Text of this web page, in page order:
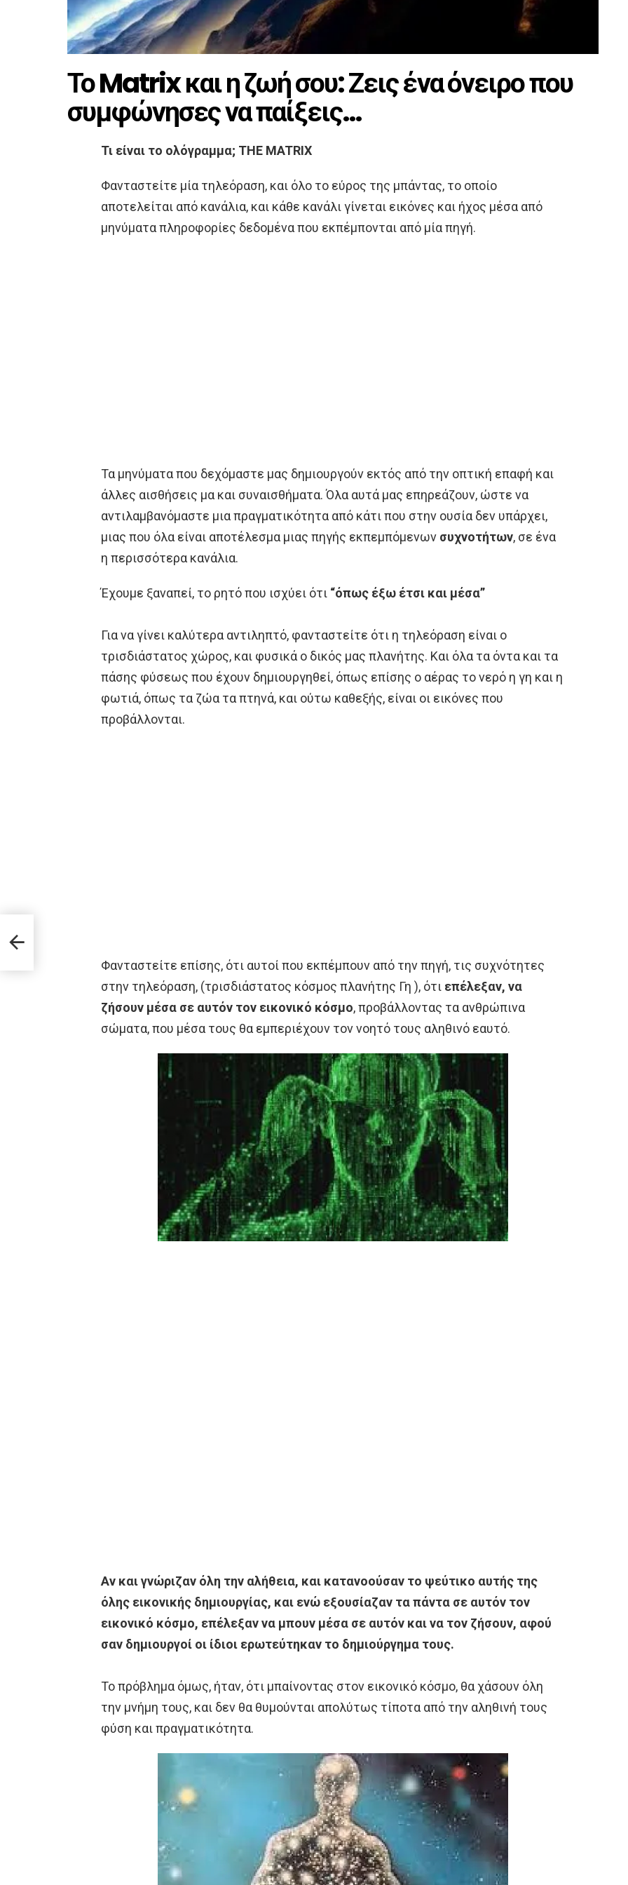
Το Matrix και η ζωή σου: Ζεις ένα όνειρο που
συμφώνησες να παίξεις…
Τι είναι το ολόγραμμα; THE MATRIX
Φανταστείτε μία τηλεόραση, και όλο το εύρος της μπάντας, το οποίο
αποτελείται από κανάλια, και κάθε κανάλι γίνεται εικόνες και ήχος μέσα από
μηνύματα πληροφορίες δεδομένα που εκπέμπονται από μία πηγή.
Τα μηνύματα που δεχόμαστε μας δημιουργούν εκτός από την οπτική επαφή και
άλλες αισθήσεις μα και συναισθήματα. Όλα αυτά μας επηρεάζουν, ώστε να
αντιλαμβανόμαστε μια πραγματικότητα από κάτι που στην ουσία δεν υπάρχει,
μιας που όλα είναι αποτέλεσμα μιας πηγής εκπεμπόμενων συχνοτήτων, σε ένα
η περισσότερα κανάλια.
Έχουμε ξαναπεί, το ρητό που ισχύει ότι “όπως έξω έτσι και μέσα”
Για να γίνει καλύτερα αντιληπτό, φανταστείτε ότι η τηλεόραση είναι ο
τρισδιάστατος χώρος, και φυσικά ο δικός μας πλανήτης. Και όλα τα όντα και τα
πάσης φύσεως που έχουν δημιουργηθεί, όπως επίσης ο αέρας το νερό η γη και η
φωτιά, όπως τα ζώα τα πτηνά, και ούτω καθεξής, είναι οι εικόνες που
προβάλλονται.
Φανταστείτε επίσης, ότι αυτοί που εκπέμπουν από την πηγή, τις συχνότητες
στην τηλεόραση, (τρισδιάστατος κόσμος πλανήτης Γη ), ότι επέλεξαν, να
ζήσουν μέσα σε αυτόν τον εικονικό κόσμο, προβάλλοντας τα ανθρώπινα
σώματα, που μέσα τους θα εμπεριέχουν τον νοητό τους αληθινό εαυτό.
Αν και γνώριζαν όλη την αλήθεια, και κατανοούσαν το ψεύτικο αυτής της
όλης εικονικής δημιουργίας, και ενώ εξουσίαζαν τα πάντα σε αυτόν τον
εικονικό κόσμο, επέλεξαν να μπουν μέσα σε αυτόν και να τον ζήσουν, αφού
σαν δημιουργοί οι ίδιοι ερωτεύτηκαν το δημιούργημα τους.
Το πρόβλημα όμως, ήταν, ότι μπαίνοντας στον εικονικό κόσμο, θα χάσουν όλη
την μνήμη τους, και δεν θα θυμούνται απολύτως τίποτα από την αληθινή τους
φύση και πραγματικότητα.